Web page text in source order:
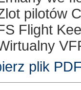
pilotów
Flight
plik